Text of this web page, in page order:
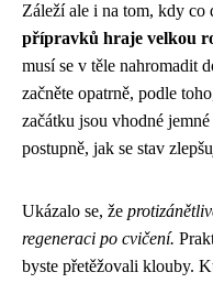
Záleží ale i na tom, kdy co
přípravků hraje velkou
musí se v těle nahromadit
začněte opatrně, podle
začátku jsou vhodné
postupně, jak se stav
Ukázalo se, že
regeneraci po cvičení.
byste přetěžovali klouby.